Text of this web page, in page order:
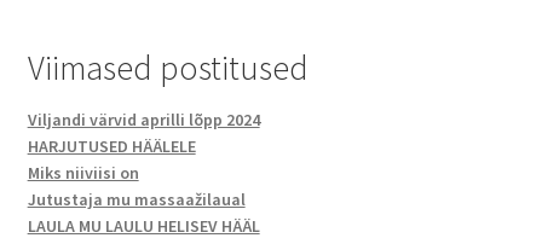
Viimased postitused
Viljandi värvid aprilli lõpp 2024
HARJUTUSED HÄÄLELE
Miks niiviisi on
Jutustaja mu massaažilaual
LAULA MU LAULU HELISEV HÄÄL